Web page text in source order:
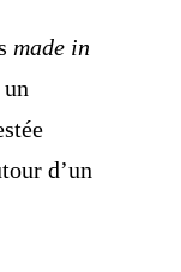
made in
d’un